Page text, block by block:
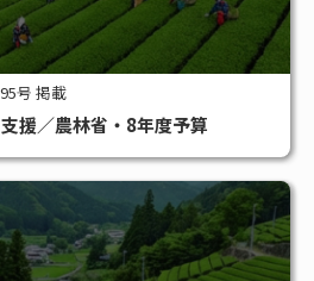
テナブル #スマート農業
号 掲載
援／農林省・8年度予算